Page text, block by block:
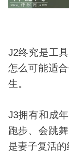
J2终究是工
怎么可能适
生。
J3拥有和成
跑步、会跳
是妻子复活的